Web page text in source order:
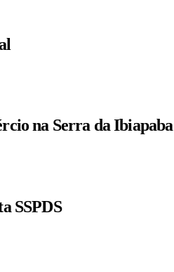
na Serra da Ibiapaba
SSPDS